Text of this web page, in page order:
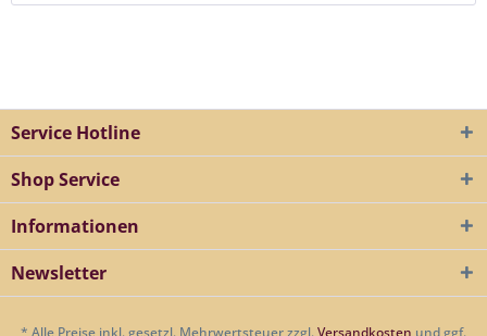
Service Hotline
Shop Service
Informationen
Newsletter